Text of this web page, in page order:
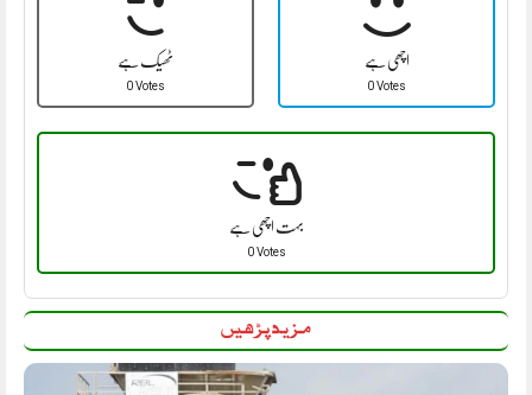
ٹھیک ہے
0 Votes
اچھی ہے
0 Votes
بہت اچھی ہے
0 Votes
مزید پڑھیں